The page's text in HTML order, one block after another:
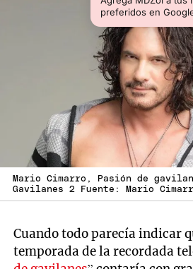
preferidos en
Mario Cimarro, Pasión de
Gavilanes 2 Fuente: Mario
Cuando todo parecía indicar
temporada de la recordada